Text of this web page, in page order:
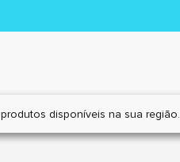
produtos disponíveis na sua região.